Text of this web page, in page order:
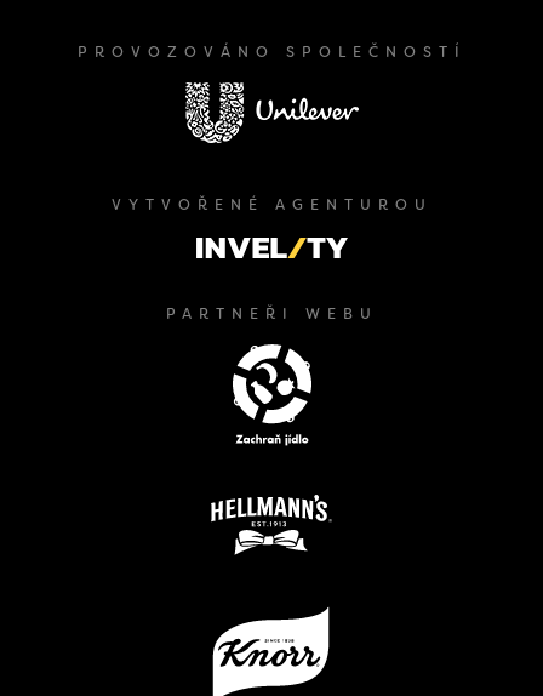
PROVOZOVÁNO SPOLEČNOSTÍ
VYTVOŘENÉ AGENTUROU
PARTNEŘI WEBU